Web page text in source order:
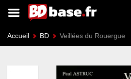
Accueil BD Veillées du Rouergue